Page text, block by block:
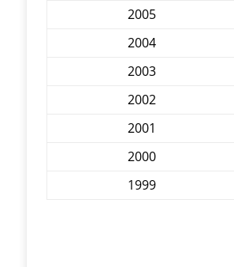
2005
2004
2003
2002
2001
2000
1999